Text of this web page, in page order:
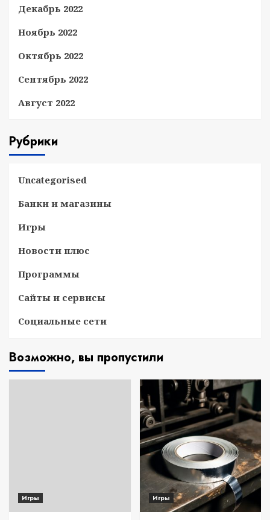
Декабрь 2022
Ноябрь 2022
Октябрь 2022
Сентябрь 2022
Август 2022
Рубрики
Uncategorised
Банки и магазины
Игры
Новости плюс
Программы
Сайты и сервисы
Социальные сети
Возможно, вы пропустили
Игры Игры